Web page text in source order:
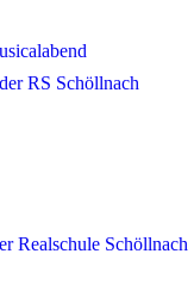
RS Schöllnach
Realschule Schöllnach